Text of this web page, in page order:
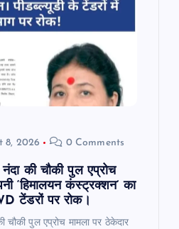
8, 2026 0 Comments
की चौकी पुल एप्रोच
‘हिमालयन कंस्ट्रक्शन’ का
टेंडरों पर रोक।
चौकी पुल एप्रोच मामला पर ठेकेदार